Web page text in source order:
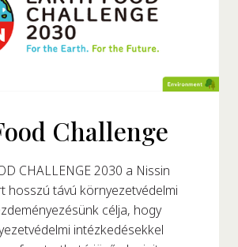
Challenge
CHALLENGE 2030 a Nissin
hosszú távú környezetvédelmi
célja, hogy
intézkedésekkel